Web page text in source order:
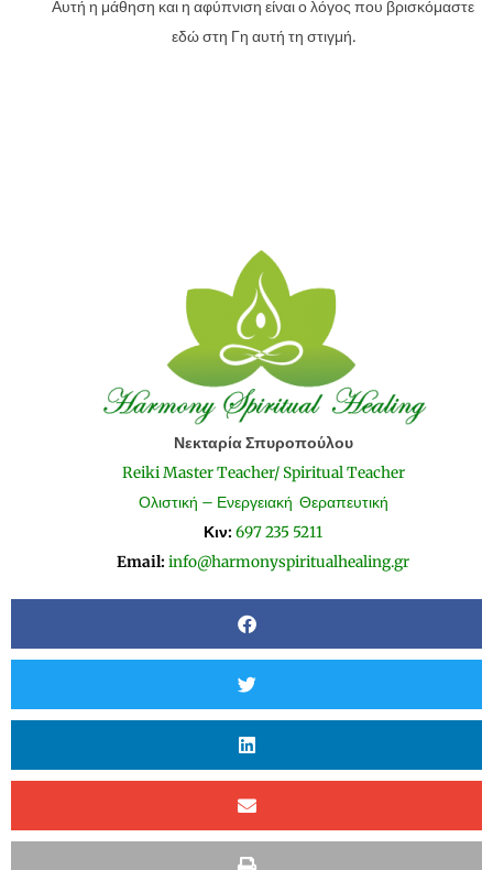
Αυτή η μάθηση και η αφύπνιση είναι ο λόγος που βρισκόμαστε
εδώ στη Γη αυτή τη στιγμή.
Νεκταρία Σπυροπούλου
Reiki Master Teacher/ Spiritual Teacher
Ολιστική – Ενεργειακή Θεραπευτική
Κιν: 697 235 5211
Email: info@harmonyspiritualhealing.gr